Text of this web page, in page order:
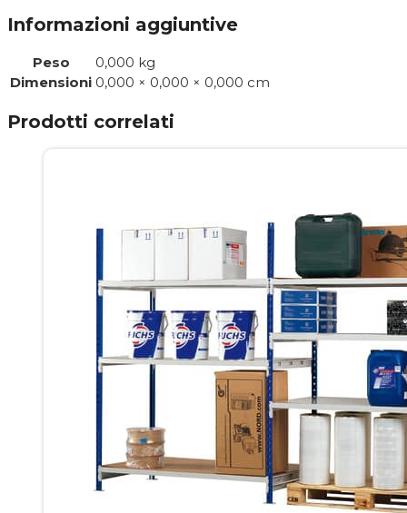
Informazioni aggiuntive
Peso
0,000 kg
Dimensioni 0,000 × 0,000 × 0,000 cm
Prodotti correlati